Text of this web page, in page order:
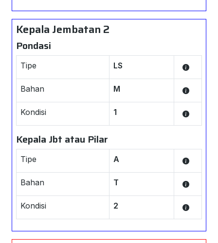
Kepala Jembatan 2
Pondasi
Tipe LS
Bahan M
Kondisi 1
Kepala Jbt atau Pilar
Tipe A
Bahan T
Kondisi 2